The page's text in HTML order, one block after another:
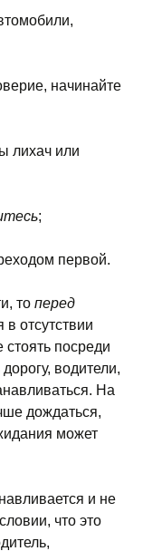
начинайте
лихач или
;
первой.
то перед
в отсутствии
посреди
водители,
На
дождаться,
может
и не
что это